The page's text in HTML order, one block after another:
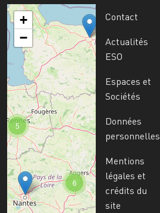
6
5
+
−
Contact
Actualités
ESO
Espaces et
Sociétés
Données
personnelles
Mentions
légales et
crédits du
site